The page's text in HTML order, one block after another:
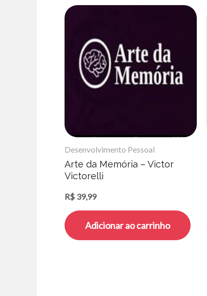
Desenvolvimento Pessoal
Arte da Memória – Victor
Victorelli
R$ 39,99
Adicionar ao carrinho